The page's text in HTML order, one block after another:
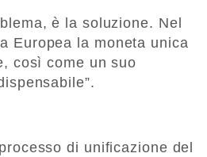
è la soluzione. Nel
Europea la moneta unica
così come un suo
di unificazione del